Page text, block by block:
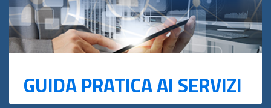
GUIDA PRATICA AI SERVIZI